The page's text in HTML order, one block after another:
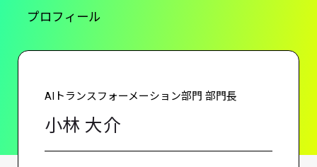
プロフィール
小林 大介
AIトランスフォーメーション部門 部門長